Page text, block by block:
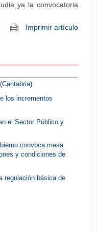
ya la convocatoria
Imprimir artículo
los incrementos
el Sector Público y
convoca mesa
y condiciones de
regulación básica de